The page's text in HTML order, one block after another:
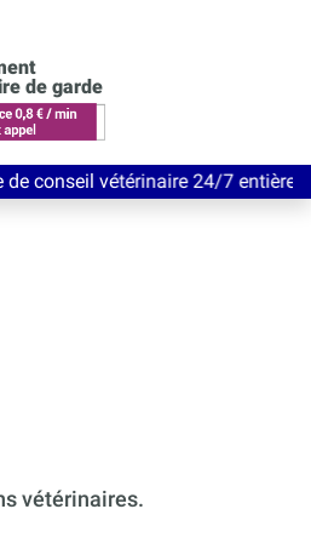
de garde
24/7 entièrement Gratuit
vétérinaires.